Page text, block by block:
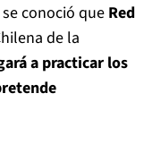
conoció que Red
de la
a practicar los